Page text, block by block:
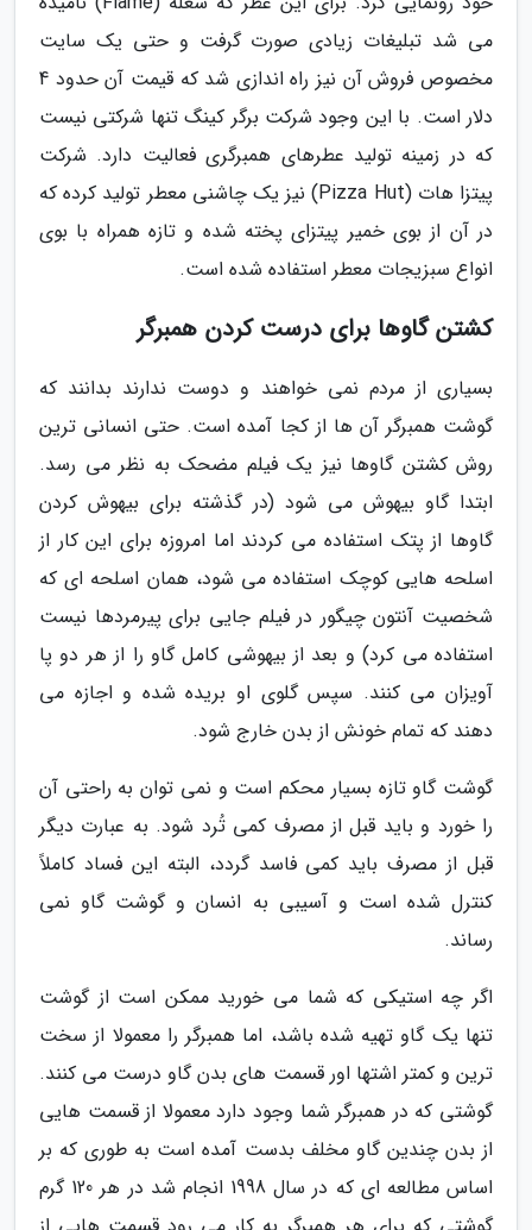
می شد تبلیغات زیادی صورت گرفت و حتی یک سایت
مخصوص فروش آن نیز راه اندازی شد که قیمت آن حدود 4
دلار است. با این وجود شرکت برگر کینگ تنها شرکتی نیست
که در زمینه تولید عطرهای همبرگری فعالیت دارد. شرکت
پیتزا هات (Pizza Hut) نیز یک چاشنی معطر تولید کرده که
در آن از بوی خمیر پیتزای پخته شده و تازه همراه با بوی
انواع سبزیجات معطر استفاده شده است.
کشتن گاوها برای درست کردن همبرگر
بسیاری از مردم نمی خواهند و دوست ندارند بدانند که
گوشت همبرگر آن ها از کجا آمده است. حتی انسانی ترین
روش کشتن گاوها نیز یک فیلم مضحک به نظر می رسد.
ابتدا گاو بیهوش می شود (در گذشته برای بیهوش کردن
گاوها از پتک استفاده می کردند اما امروزه برای این کار از
اسلحه هایی کوچک استفاده می شود، همان اسلحه ای که
شخصیت آنتون چیگور در فیلم جایی برای پیرمردها نیست
استفاده می کرد) و بعد از بیهوشی کامل گاو را از هر دو پا
آویزان می کنند. سپس گلوی او بریده شده و اجازه می
دهند که تمام خونش از بدن خارج شود.
گوشت گاو تازه بسیار محکم است و نمی توان به راحتی آن
را خورد و باید قبل از مصرف کمی تُرد شود. به عبارت دیگر
قبل از مصرف باید کمی فاسد گردد، البته این فساد کاملاً
کنترل شده است و آسیبی به انسان و گوشت گاو نمی
رساند.
اگر چه استیکی که شما می خورید ممکن است از گوشت
تنها یک گاو تهیه شده باشد، اما همبرگر را معمولا از سخت
ترین و کمتر اشتها اور قسمت های بدن گاو درست می کنند.
گوشتی که در همبرگر شما وجود دارد معمولا از قسمت هایی
از بدن چندین گاو مخلف بدست آمده است به طوری که بر
اساس مطالعه ای که در سال 1998 انجام شد در هر 120 گرم